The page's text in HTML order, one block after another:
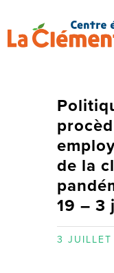
de la
19 – 3
3